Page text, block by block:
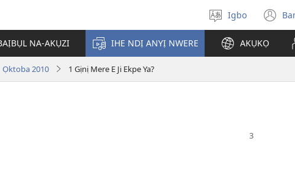
Họrọ
asụsụ
Igbo
gị
ị
NA-AKỤZI IHE NDỊ ANYỊ NWERE AKỤKỌ
2010 1 Gịnị Mere E Ji Ekpe Ya?